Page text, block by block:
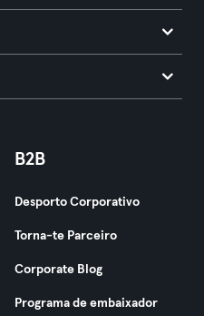
B2B
Desporto Corporativo
Torna-te Parceiro
Corporate Blog
Programa de embaixador